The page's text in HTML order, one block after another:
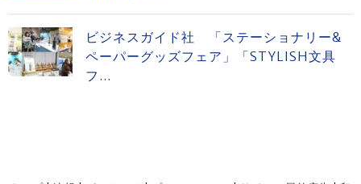
ビジネスガイド社 「ステーショナリー&
ペーパーグッズフェア」「STYLISH文具
フ...